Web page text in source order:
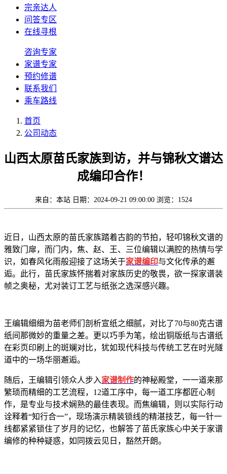
宗亲达人
问答专区
在线寻根
咨询专家
家谱专家
预约修谱
联系我们
乘车路线
首页
公司动态
山西太原苗氏家族到访，并与锦秋文谱达
成编印合作！
来自：本站 日期：2024-09-21 09:00:00 浏览：1524
近日，山西太原的苗氏家族踏着古韵的节拍，轻叩锦秋文谱的
雅致门扉，而门内，焦、赵、王、三位编辑以满腔的热情与学
识，如春风化雨般迎接了这场关于家谱编印与文化传承的邂
逅。此行，苗氏家族怀揣着对家族历史的敬畏，欲一探家谱装
帧之奥秘，尤对装订工艺与纸张之选深感兴趣。
王编辑细细为苗老师们剖析宣纸之细腻，对比了70与80克古谱
纸间那微妙的重量之差。更以巧手为笔，绘出铜版纸与古谱纸
在彩页印刷上的斑斓对比，犹如现代科技与传统工艺在时光隧
道中的一场华丽邂逅。
随后，王编辑引领众人步入家谱制作的神秘殿堂，一一道来那
繁琐而精细的工艺流程，12道工序中，每一道工序都匠心制
作，是专业与技术娴熟的最佳表现。而焦编辑，则以实际行动
诠释着“知行合一”，现场演示精装锁线的精湛技艺，每一针一
线都紧紧锁住了岁月的记忆，也解答了苗氏家族心中关于家谱
编修的种种疑惑，如同拨云见日，豁然开朗。